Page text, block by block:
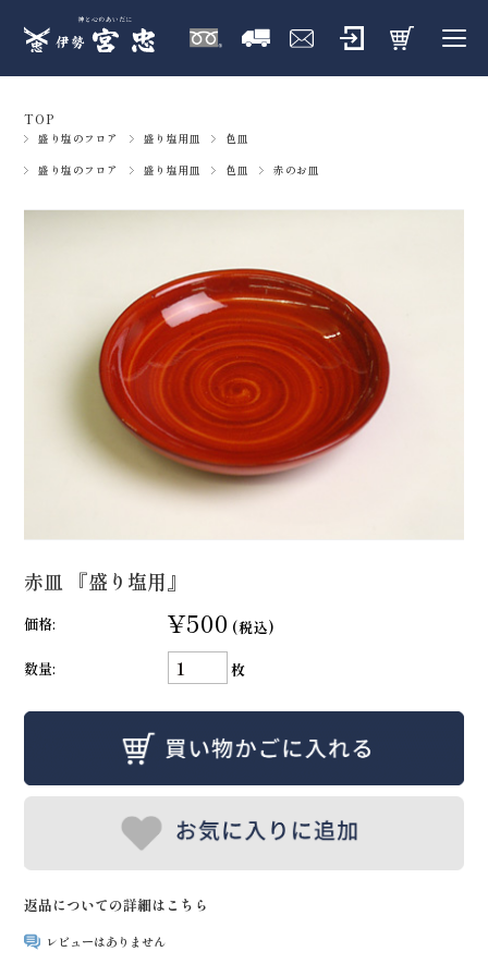
TOP
盛り塩のフロア 盛り塩用皿 色皿
盛り塩のフロア 盛り塩用皿 色皿 赤のお皿
赤皿 『盛り塩用』
価格: ¥500 (税込)
数量:
枚
返品についての詳細はこちら
レビューはありません